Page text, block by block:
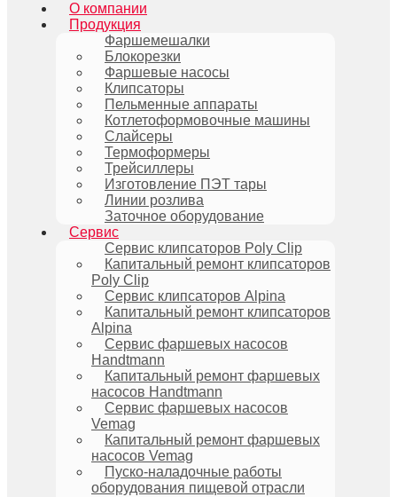
О компании
Продукция
Фаршемешалки
Блокорезки
Фаршевые насосы
Клипсаторы
Пельменные аппараты
Котлетоформовочные машины
Слайсеры
Термоформеры
Трейсиллеры
Изготовление ПЭТ тары
Линии розлива
Заточное оборудование
Сервис
Сервис клипсаторов Poly Clip
Капитальный ремонт клипсаторов
Poly Clip
Сервис клипсаторов Alpina
Капитальный ремонт клипсаторов
Alpina
Сервис фаршевых насосов
Handtmann
Капитальный ремонт фаршевых
насосов Handtmann
Сервис фаршевых насосов
Vemag
Капитальный ремонт фаршевых
насосов Vemag
Пуско-наладочные работы
оборудования пищевой отрасли